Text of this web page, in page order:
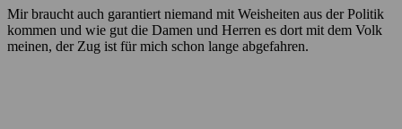
Mir braucht auch garantiert niemand mit Weisheiten aus der Politik
kommen und wie gut die Damen und Herren es dort mit dem Volk
meinen, der Zug ist für mich schon lange abgefahren.